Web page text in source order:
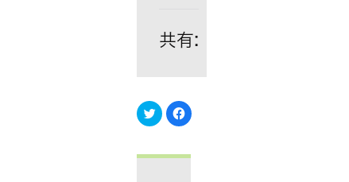
共有:
ク
リ
て
Facebook
で
る